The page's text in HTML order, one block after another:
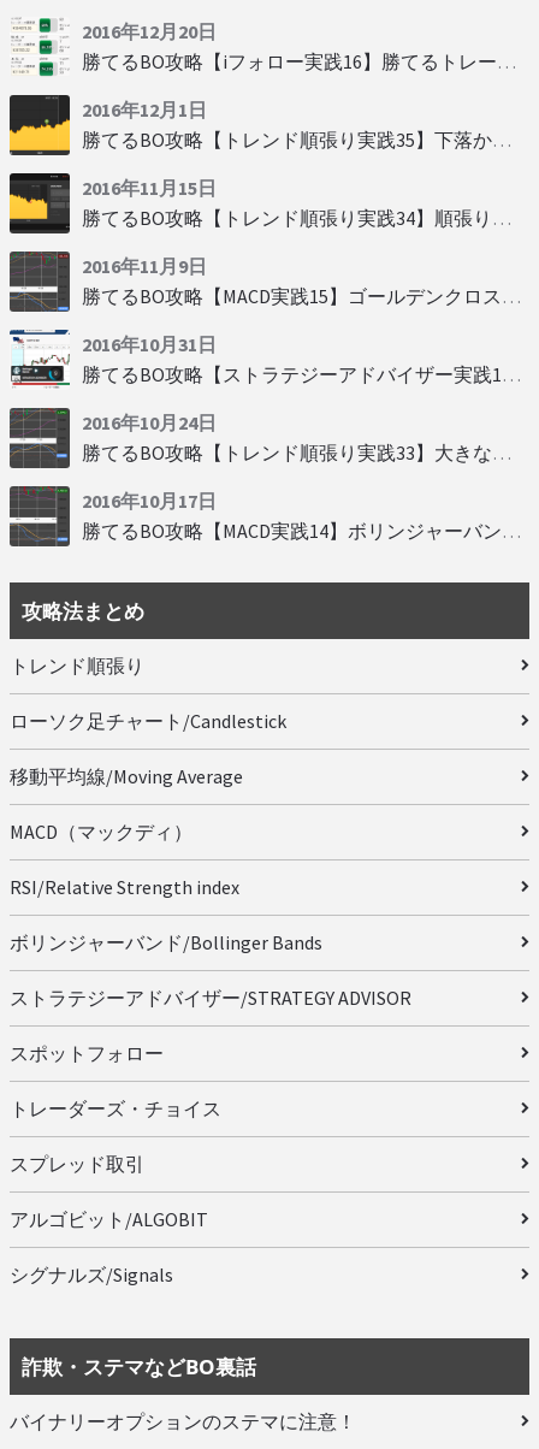
2016年12月20日
勝てるBO攻略【iフォロー実践16】勝てるトレーダーを見抜く
2016年12月1日
勝てるBO攻略【トレンド順張り実践35】下落からの反発を見極める
2016年11月15日
勝てるBO攻略【トレンド順張り実践34】順張りに適した変動
2016年11月9日
勝てるBO攻略【MACD実践15】ゴールデンクロスで勝つ
2016年10月31日
勝てるBO攻略【ストラテジーアドバイザー実践19】慌てず自動分析
2016年10月24日
勝てるBO攻略【トレンド順張り実践33】大きな変動にすべり込み
2016年10月17日
勝てるBO攻略【MACD実践14】ボリンジャーバンドとともに相場を読む
攻略法まとめ
トレンド順張り
ローソク足チャート/Candlestick
移動平均線/Moving Average
MACD（マックディ）
RSI/Relative Strength index
ボリンジャーバンド/Bollinger Bands
ストラテジーアドバイザー/STRATEGY ADVISOR
スポットフォロー
トレーダーズ・チョイス
スプレッド取引
アルゴビット/ALGOBIT
シグナルズ/Signals
詐欺・ステマなどBO裏話
バイナリーオプションのステマに注意！